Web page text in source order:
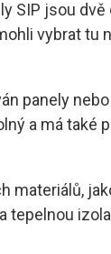
SIP jsou
vybrat tu
panely
a má také
tepelnou